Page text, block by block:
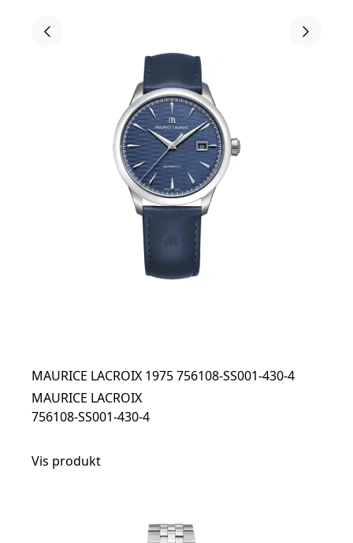
MAURICE LACROIX 1975 756108-SS001-430-4
MAURICE LACROIX
756108-SS001-430-4
Vis produkt